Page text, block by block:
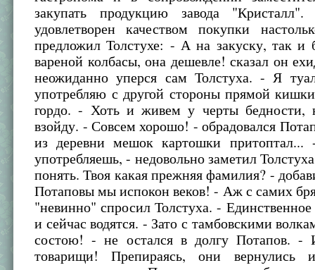
закупать продукцию завода
удовлетворен качеством покупки
предложил Толстухе: - А на закуску, так и
вареной колбасы, она дешевле! сказал он
неожиданно уперся сам Толстуха. - Я
употребляю с другой стороны прямой
гордо. - Хоть и живем у черты бедности,
взойду. - Совсем хорошо! - обрадовался
из деревни мешок картошки притоптал...
употребляешь, - недовольно заметил
понять. Твоя какая прежняя фамилия? -
Потаповы мы испокон веков! - Аж с самих
"невинно" спросил Толстуха. -
и сейчас водятся. - Зато с тамбовскими
состою! - не остался в долгу Потапов.
товарищи! Препираясь, они вернулись